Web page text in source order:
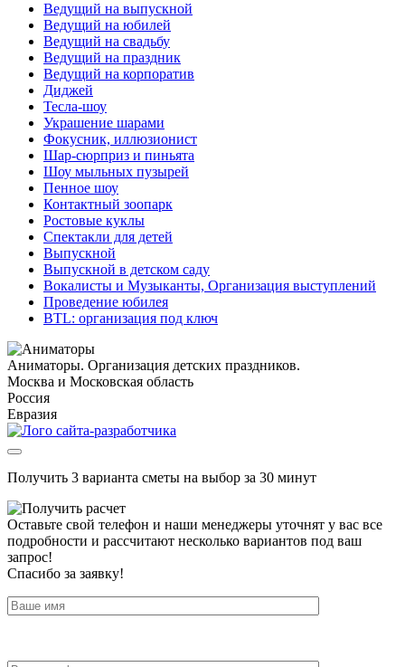
Ведущий на выпускной
Ведущий на юбилей
Ведущий на свадьбу
Ведущий на праздник
Ведущий на корпоратив
Диджей
Тесла-шоу
Украшение шарами
Фокусник, иллюзионист
Шар-сюрприз и пиньята
Шоу мыльных пузырей
Пенное шоу
Контактный зоопарк
Ростовые куклы
Спектакли для детей
Выпускной
Выпускной в детском саду
Вокалисты и Музыканты, Организация выступлений
Проведение юбилея
BTL: организация под ключ
Аниматоры. Организация детских праздников.
Москва и Московская область
Россия
Евразия
Получить 3 варианта сметы на выбор за 30 минут
Оставьте свой телефон и наши менеджеры уточнят у вас все
подробности и рассчитают несколько вариантов под ваш
запрос!
Спасибо за заявку!